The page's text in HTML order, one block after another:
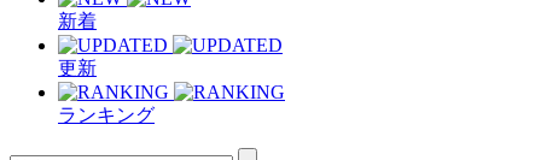
新着
更新
ランキング